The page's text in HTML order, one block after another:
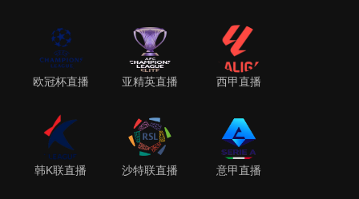
欧冠杯直播 亚精英直播 西甲直播
韩K联直播 沙特联直播 意甲直播